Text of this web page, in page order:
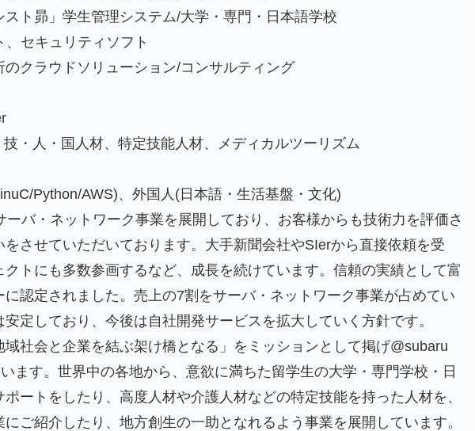
ト昴」学生管理システム/大学・専門・日本語学校
セキュリティソフト
クラウドソリューション/コンサルティング
人・国人材、特定技能人材、メディカルツーリズム
Python/AWS)、外国人(日本語・生活基盤・文化)
ーバ・ネットワーク事業を展開しており、お客様からも技術力を評価さ
をさせていただいております。大手新聞会社やSIerから直接依頼を受
クトにも多数参画するなど、成長を続けています。信頼の実績として富
認定されました。売上の7割をサーバ・ネットワーク事業が占めてい
定しており、今後は自社開発サービスを拡大していく方針です。
域社会と企業を結ぶ架け橋となる」をミッションとして掲げ@subaru
ます。世界中の各地から、意欲に満ちた留学生の大学・専門学校・日
ートをしたり、高度人材や介護人材などの特定技能を持った人材を、
にご紹介したり、地方創生の一助となれるよう事業を展開しています。